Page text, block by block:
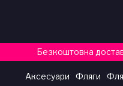
Безкоштовна
Аксесуари Фляги